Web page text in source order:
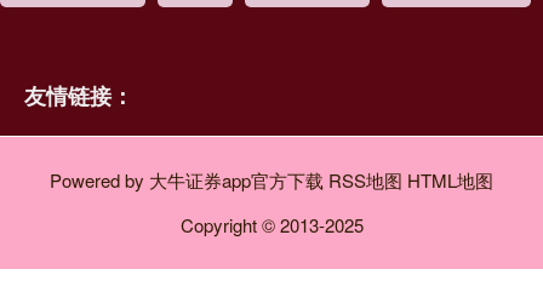
友情链接：
Powered by 大牛证券app官方下载 RSS地图 HTML地图
Copyright© 2013-2025